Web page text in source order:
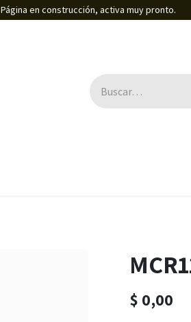
Página en construcción, activa muy pronto.
$ 0,00